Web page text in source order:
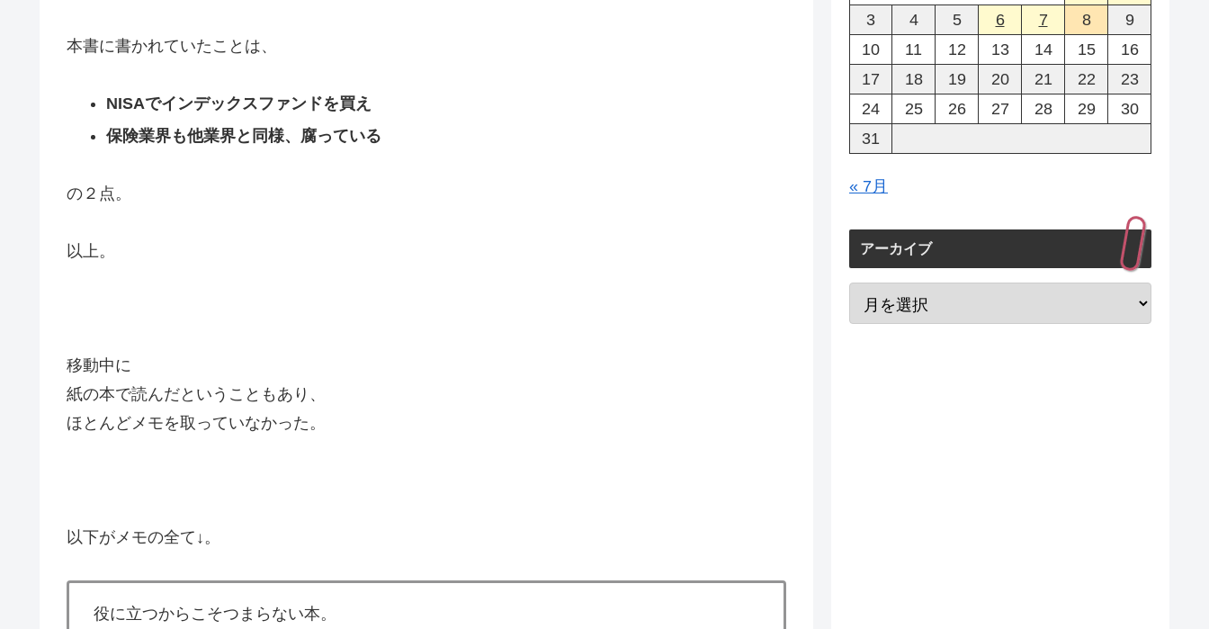
本書に書かれていたことは、
NISAでインデックスファンドを買え
保険業界も他業界と同様、腐っている
の２点。
以上。
移動中に
紙の本で読んだということもあり、
ほとんどメモを取っていなかった。
以下がメモの全て↓。
役に立つからこそつまらない本。
3
4 5 6 7 8
9
10
11 12 13 14 15
16
17
18 19 20 21 22
23
24
25 26 27 28 29
30
31
« 7月
アーカイブ